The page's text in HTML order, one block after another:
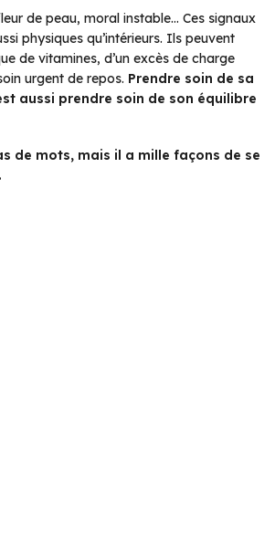
de peau, moral instable… Ces signaux
physiques qu’intérieurs. Ils peuvent
de vitamines, d’un excès de charge
urgent de repos. Prendre soin de sa
aussi prendre soin de son équilibre
de mots, mais il a mille façons de se